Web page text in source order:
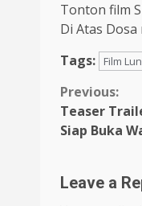
Tonton film
Di Atas
Tags:
Film
Previous:
Teaser
Siap Buka
Leave a